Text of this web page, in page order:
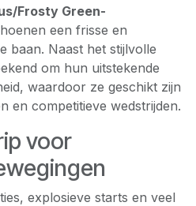
Frosty Green-
een frisse en
baan. Naast het stijlvolle
om hun uitstekende
waardoor ze geschikt zijn
en competitieve wedstrijden.
voor
explosieve starts en veel